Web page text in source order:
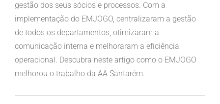
gestão dos seus sócios e processos. Com a
implementação do EMJOGO, centralizaram a gestão
de todos os departamentos, otimizaram a
comunicação interna e melhoraram a eficiência
operacional. Descubra neste artigo como o EMJOGO
melhorou o trabalho da AA Santarém.